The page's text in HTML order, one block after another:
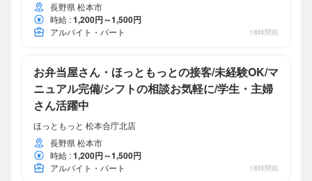
長野県 松本市
時給 :1,200円～1,500円
アルバイト・パート 18時間前
お弁当屋さん・ほっともっとの接客/未経験OK/マ
ニュアル完備/シフトの相談お気軽に/学生・主婦
さん活躍中
ほっともっと 松本合庁北店
長野県 松本市
時給 :1,200円～1,500円
アルバイト・パート 18時間前